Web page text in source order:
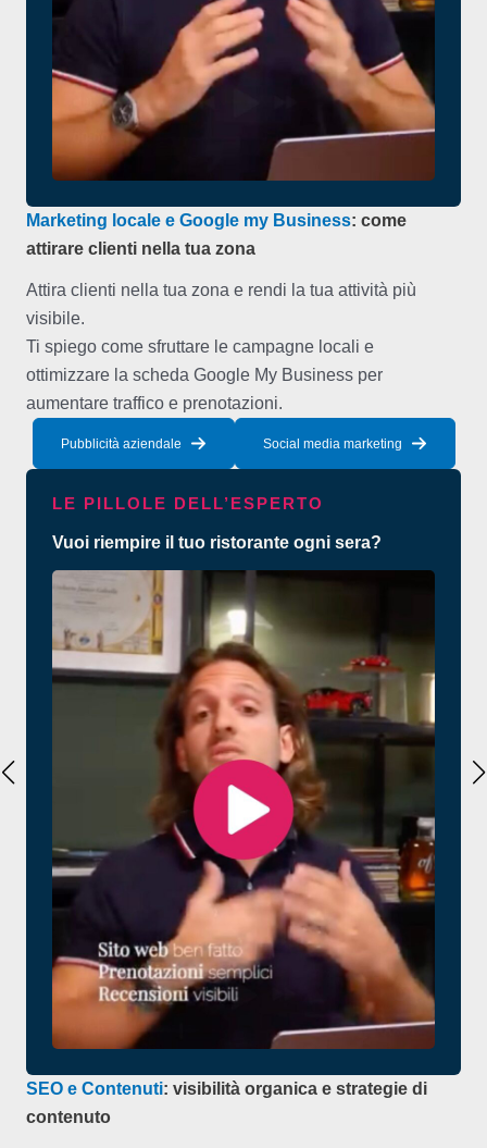
Marketing locale e Google my Business: come
attirare clienti nella tua zona
Attira clienti nella tua zona e rendi la tua attività più
visibile.
Ti spiego come sfruttare le campagne locali e
ottimizzare la scheda Google My Business per
aumentare traffico e prenotazioni.
Pubblicità aziendale Social media marketing
LE PILLOLE DELL’ESPERTO
Vuoi riempire il tuo ristorante ogni sera?
SEO e Contenuti: visibilità organica e strategie di
contenuto